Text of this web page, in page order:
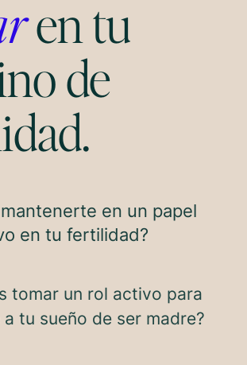
en tu
de
en un papel
en tu fertilidad?
tomar un rol activo para
tu sueño de ser madre?